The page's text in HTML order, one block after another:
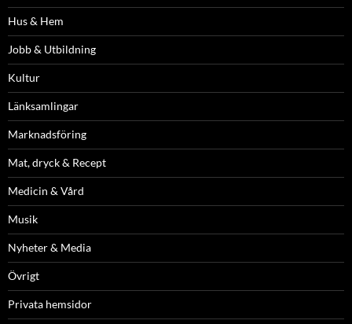
Hus & Hem
Jobb & Utbildning
Kultur
Länksamlingar
Marknadsföring
Mat, dryck & Recept
Medicin & Vård
Musik
Nyheter & Media
Övrigt
Privata hemsidor